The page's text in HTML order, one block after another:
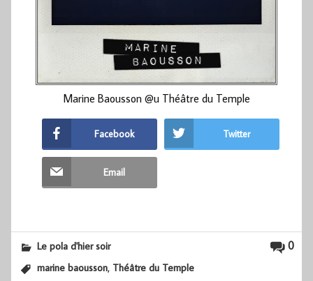
Marine Baousson @u Théâtre du Temple
Facebook Twitter
Email
0
Le pola d'hier soir
marine baousson, Théâtre du Temple